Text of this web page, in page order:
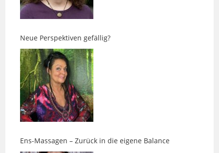
Neue Perspektiven gefällig?
Ens-Massagen – Zurück in die eigene Balance